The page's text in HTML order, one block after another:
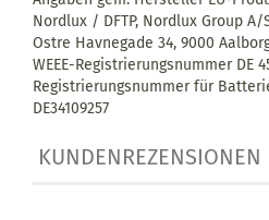
Nordlux / DFTP, Nordlux Group
Ostre Havnegade 34, 9000
WEEE-Registrierungsnummer DE
Registrierungsnummer für
DE34109257
KUNDENREZENSIONEN